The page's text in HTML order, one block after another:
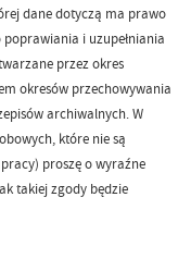
dane dotyczą ma prawo
i uzupełniania
przez okres
okresów przechowywania
archiwalnych. W
które nie są
proszę o wyraźne
takiej zgody będzie